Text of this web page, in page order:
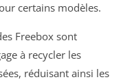
certains modèles.
Freebox sont
à recycler les
réduisant ainsi les